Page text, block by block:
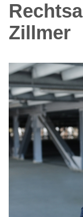
Zillmer